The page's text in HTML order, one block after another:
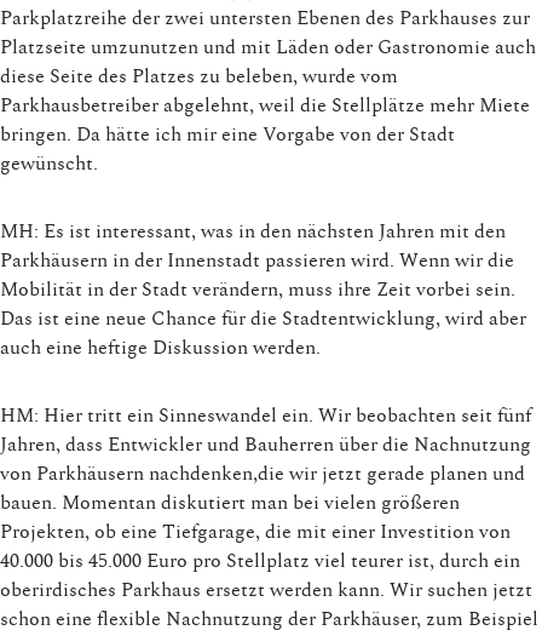
Parkplatzreihe der zwei untersten Ebenen des Parkhauses zur
Platzseite umzunutzen und mit Läden oder Gastronomie auch
diese Seite des Platzes zu beleben, wurde vom
Parkhausbetreiber abgelehnt, weil die Stellplätze mehr Miete
bringen. Da hätte ich mir eine Vorgabe von der Stadt
gewünscht.
MH: Es ist interessant, was in den nächsten Jahren mit den
Parkhäusern in der Innenstadt passieren wird. Wenn wir die
Mobilität in der Stadt verändern, muss ihre Zeit vorbei sein.
Das ist eine neue Chance für die Stadtentwicklung, wird aber
auch eine heftige Diskussion werden.
HM: Hier tritt ein Sinneswandel ein. Wir beobachten seit fünf
Jahren, dass Entwickler und Bauherren über die Nachnutzung
von Parkhäusern nachdenken,die wir jetzt gerade planen und
bauen. Momentan diskutiert man bei vielen größeren
Projekten, ob eine Tiefgarage, die mit einer Investition von
40.000 bis 45.000 Euro pro Stellplatz viel teurer ist, durch ein
oberirdisches Parkhaus ersetzt werden kann. Wir suchen jetzt
schon eine flexible Nachnutzung der Parkhäuser, zum Beispiel